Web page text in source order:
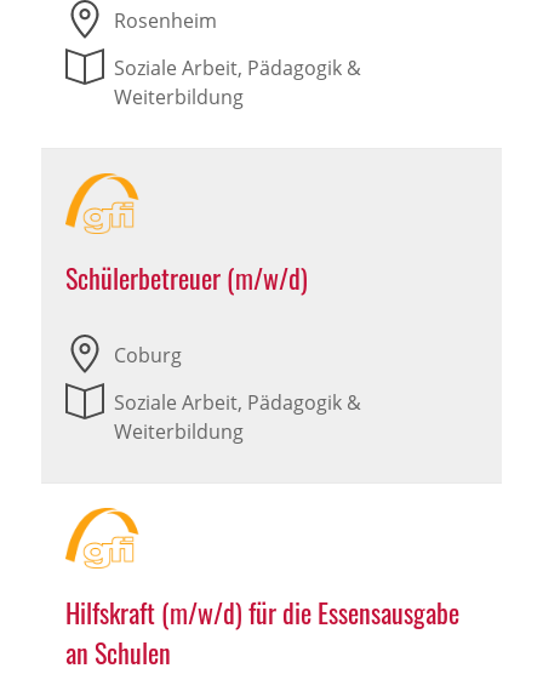
Rosenheim
Soziale Arbeit, Pädagogik &
Weiterbildung
Schülerbetreuer (m/w/d)
Coburg
Soziale Arbeit, Pädagogik &
Weiterbildung
Hilfskraft (m/w/d) für die Essensausgabe
an Schulen